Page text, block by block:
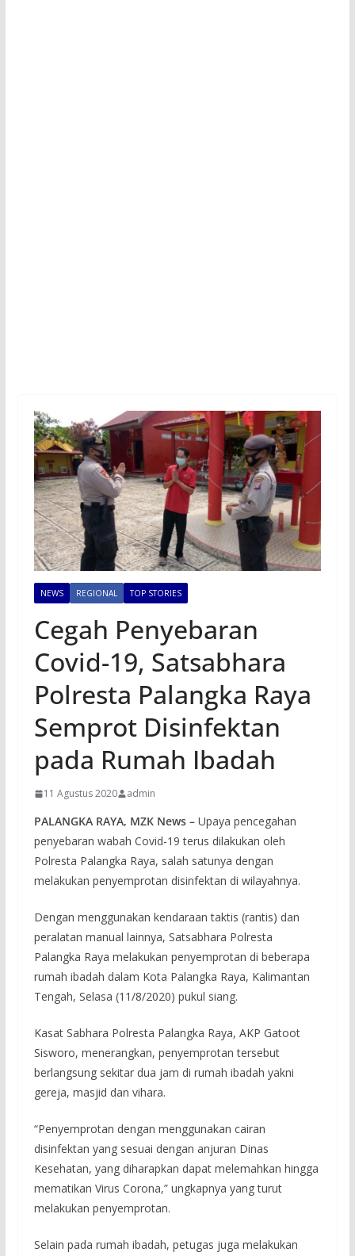
NEWS REGIONAL TOP STORIES
Cegah Penyebaran
Covid-19, Satsabhara
Polresta Palangka Raya
Semprot Disinfektan
pada Rumah Ibadah
11 Agustus 2020 admin
PALANGKA RAYA, MZK News – Upaya pencegahan
penyebaran wabah Covid-19 terus dilakukan oleh
Polresta Palangka Raya, salah satunya dengan
melakukan penyemprotan disinfektan di wilayahnya.
Dengan menggunakan kendaraan taktis (rantis) dan
peralatan manual lainnya, Satsabhara Polresta
Palangka Raya melakukan penyemprotan di beberapa
rumah ibadah dalam Kota Palangka Raya, Kalimantan
Tengah, Selasa (11/8/2020) pukul siang.
Kasat Sabhara Polresta Palangka Raya, AKP Gatoot
Sisworo, menerangkan, penyemprotan tersebut
berlangsung sekitar dua jam di rumah ibadah yakni
gereja, masjid dan vihara.
“Penyemprotan dengan menggunakan cairan
disinfektan yang sesuai dengan anjuran Dinas
Kesehatan, yang diharapkan dapat melemahkan hingga
mematikan Virus Corona,” ungkapnya yang turut
melakukan penyemprotan.
Selain pada rumah ibadah, petugas juga melakukan